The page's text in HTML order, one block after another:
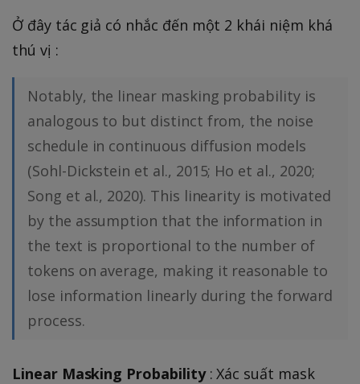
Ở đây tác giả có nhắc đến một 2 khái niệm khá
thú vị :
Notably, the linear masking probability is
analogous to but distinct from, the noise
schedule in continuous diffusion models
(Sohl-Dickstein et al., 2015; Ho et al., 2020;
Song et al., 2020). This linearity is motivated
by the assumption that the information in
the text is proportional to the number of
tokens on average, making it reasonable to
lose information linearly during the forward
process.
Linear Masking Probability: Xác suất mask